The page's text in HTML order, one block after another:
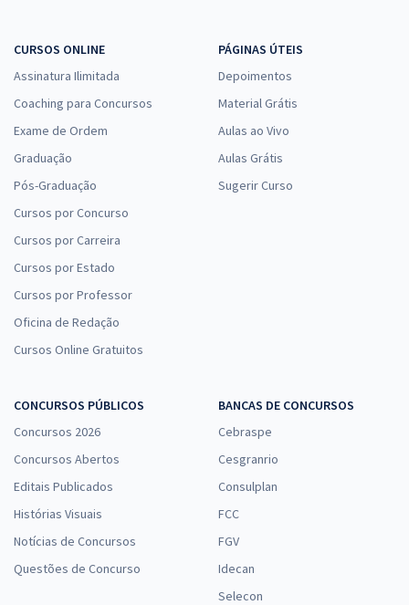
CURSOS ONLINE
Assinatura Ilimitada
Coaching para Concursos
Exame de Ordem
Graduação
Pós-Graduação
Cursos por Concurso
Cursos por Carreira
Cursos por Estado
Cursos por Professor
Oficina de Redação
Cursos Online Gratuitos
PÁGINAS ÚTEIS
Depoimentos
Material Grátis
Aulas ao Vivo
Aulas Grátis
Sugerir Curso
CONCURSOS PÚBLICOS
Concursos 2026
Concursos Abertos
Editais Publicados
Histórias Visuais
Notícias de Concursos
Questões de Concurso
BANCAS DE CONCURSOS
Cebraspe
Cesgranrio
Consulplan
FCC
FGV
Idecan
Selecon